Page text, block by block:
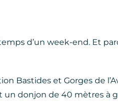
d’un week-end. Et
Bastides et Gorges de
un donjon de 40 mètres à